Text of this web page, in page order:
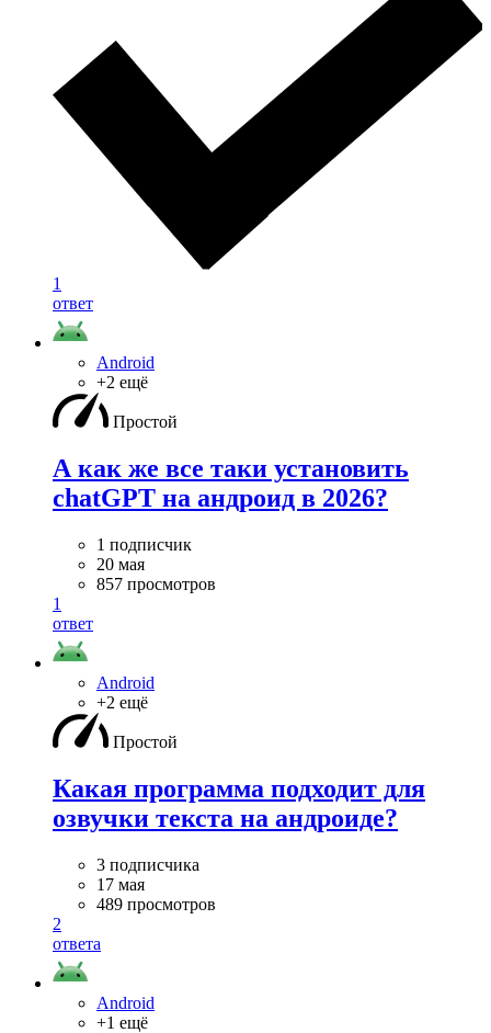
1
ответ
Android
+2 ещё
Простой
А как же все таки установить
chatGPT на андроид в 2026?
1 подписчик
20 мая
857 просмотров
1
ответ
Android
+2 ещё
Простой
Какая программа подходит для
озвучки текста на андроиде?
3 подписчика
17 мая
489 просмотров
2
ответа
Android
+1 ещё